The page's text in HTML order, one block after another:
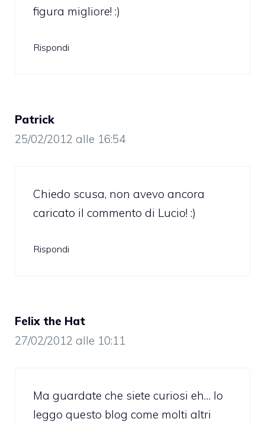
figura migliore! :)
Rispondi
Patrick
25/02/2012 alle 16:54
Chiedo scusa, non avevo ancora
caricato il commento di Lucio! :)
Rispondi
Felix the Hat
27/02/2012 alle 10:11
Ma guardate che siete curiosi eh… Io
leggo questo blog come molti altri